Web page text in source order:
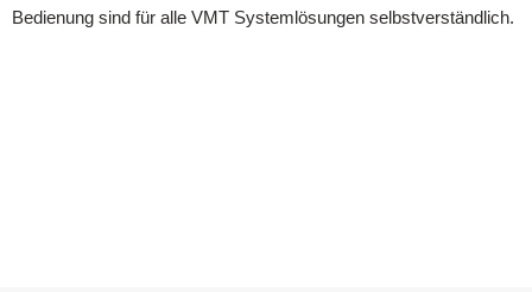
Bedienung sind für alle VMT Systemlösungen selbstverständlich.